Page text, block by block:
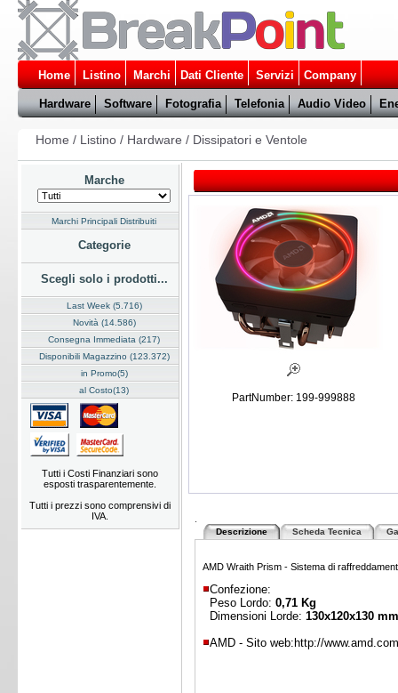
Home Listino Marchi Dati Cliente Servizi Company
Hardware Software Fotografia Telefonia Audio Video
Home / Listino/ Hardware / Dissipatori e Ventole
Marche
Marchi Principali Distribuiti
Categorie
Scegli solo i prodotti...
Last Week (5.716)
Novità (14.586)
Consegna Immediata (217)
Disponibili Magazzino (123.372)
in Promo(5)
al Costo(13)
Tutti i Costi Finanziari sono
esposti trasparentemente.
Tutti i prezzi sono comprensivi di
IVA.
PartNumber: 199-999888
Descrizione Scheda Tecnica
AMD Wraith Prism - Sistema di
Confezione:
Peso Lordo: 0,71 Kg
Dimensioni Lorde:130x120x130
AMD - Sito web: http://